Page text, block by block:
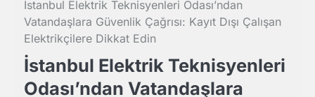
İstanbul Elektrik Teknisyenleri Odası’ndan
Vatandaşlara Güvenlik Çağrısı: Kayıt Dışı Çalışan
Elektrikçilere Dikkat Edin
İstanbul Elektrik Teknisyenleri
Odası’ndan Vatandaşlara